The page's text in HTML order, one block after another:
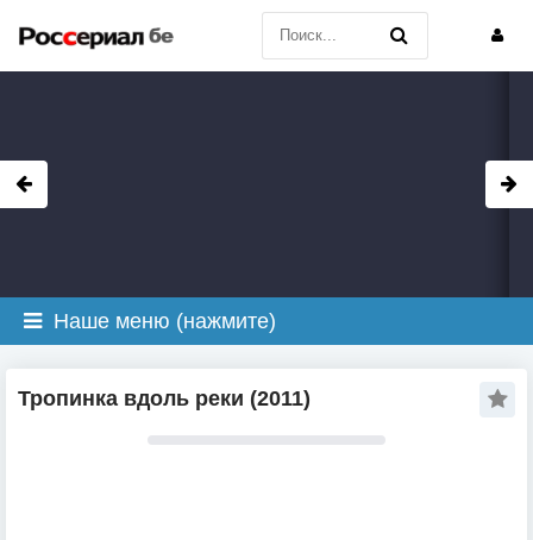
Наше меню (нажмите)
Тропинка вдоль реки (2011)